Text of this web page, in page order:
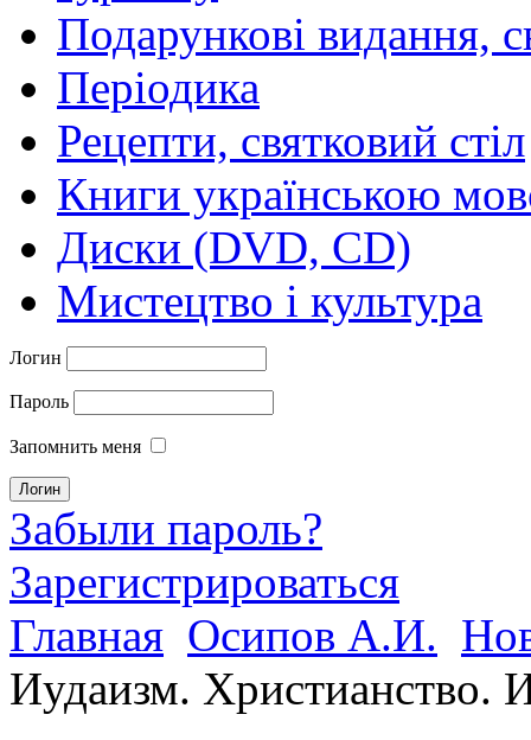
Подарункові видання,
Періодика
Рецепти, святковий стіл
Книги українською
Диски (DVD, CD)
Мистецтво і культура
Логин
Пароль
Запомнить меня
Забыли пароль?
Зарегистрироваться
Главная Осипов А.И.
Иудаизм. Христианство.